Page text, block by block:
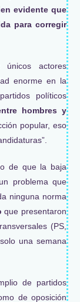
evidente que
para corregir
actores
enorme en la
políticos
hombres y
popular, eso
de que la baja
problema que
ninguna norma
que presentaron
(PS,
una semana
de partidos
de oposición